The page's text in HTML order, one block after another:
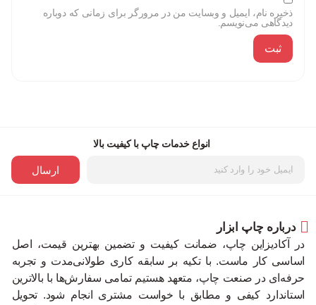
ذخیره نام، ایمیل و وبسایت من در مرورگر برای زمانی که دوباره
دیدگاهی می‌نویسم.
انواع خدمات چاپ با کیفیت بالا
ارسال
درباره چاپ ابزار
در آکادیزاین چاپ، ضمانت کیفیت و تضمین بهترین قیمت، اصل
اساسی کار ماست. با تکیه بر سابقه کاری طولانی‌مدت و تجربه
حرفه‌ای در صنعت چاپ، متعهد هستیم تمامی سفارش‌ها با بالاترین
استاندارد کیفی و مطابق با خواست مشتری انجام شود. تحویل